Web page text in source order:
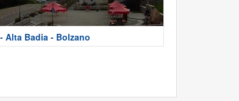
Alta Badia - Bolzano